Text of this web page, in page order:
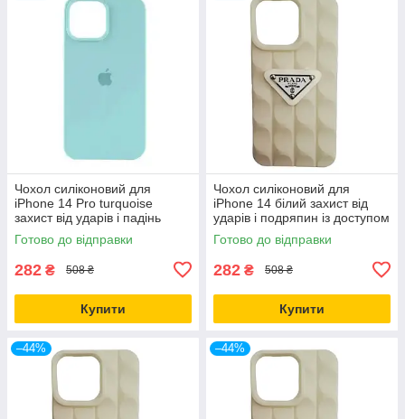
Чохол силіконовий для
iPhone 14 Pro turquoise
захист від ударів і падінь
легкий і міцний
Готово до відправки
282 ₴ 508 ₴
Купити
Чохол силіконовий для
iPhone 14 білий захист від
ударів і подряпин із доступом
до кнопок
Готово до відправки
282 ₴ 508 ₴
Купити
–44% –44%